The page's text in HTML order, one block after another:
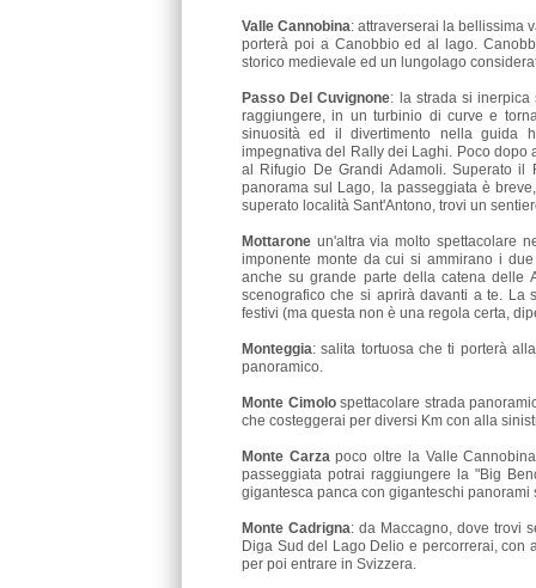
Valle Cannobina: attraverserai la bellissima
porterà poi a Canobbio ed al lago.
storico medievale ed un lungolago
Passo Del Cuvignone: la strada si
raggiungere, in un turbinio di curve e
sinuosità ed il divertimento nella guida
impegnativa del Rally dei Laghi. Poco dopo
al Rifugio De Grandi Adamoli. Superato
panorama sul Lago, la passeggiata è
superato località Sant'Antono, trovi un
Mottaroneun'altra via molto spettacolare
imponente monte da cui si ammirano i
anche su grande parte della catena delle
scenografico che si aprirà davanti a te. La
festivi (ma questa non è una regola certa,
Monteggia: salita tortuosa che ti porterà
panoramico.
Monte Cimolospettacolare strada
che costeggerai per diversi Km con alla
Monte Carzapoco oltre la Valle
passeggiata potrai raggiungere la "Big
gigantesca panca con giganteschi panorami
Monte Cadrigna: da Maccagno, dove trovi
Diga Sud del Lago Delio e percorrerai, con
per poi entrare in Svizzera.